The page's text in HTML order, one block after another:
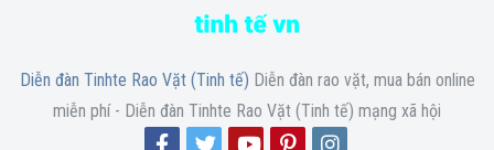
Diễn đàn Tinhte Rao Vặt (Tinh tế) Diễn đàn rao vặt, mua bán online
miễn phí - Diễn đàn Tinhte Rao Vặt (Tinh tế) mạng xã hội